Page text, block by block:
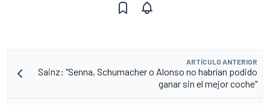
ARTÍCULO ANTERIOR
Sainz: "Senna, Schumacher o Alonso no habrían podido
ganar sin el mejor coche"